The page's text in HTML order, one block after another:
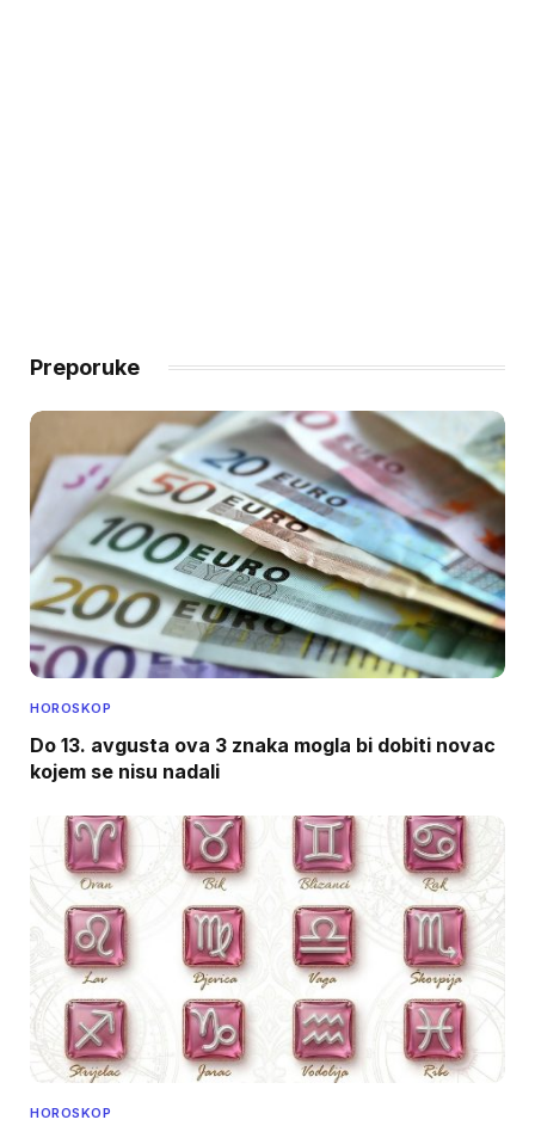
Preporuke
HOROSKOP
Do 13. avgusta ova 3 znaka mogla bi dobiti novac
kojem se nisu nadali
HOROSKOP